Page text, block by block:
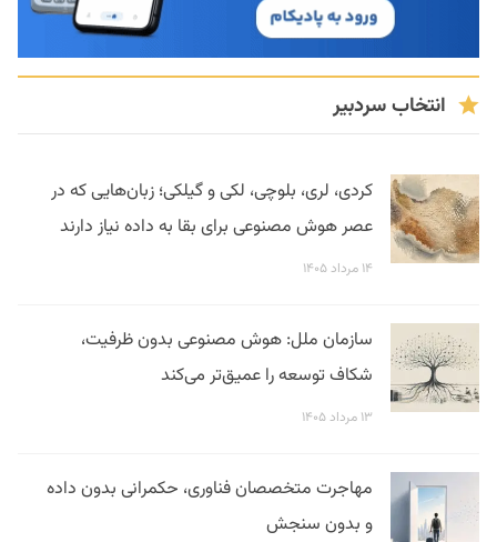
انتخاب سردبیر
کردی، لری، بلوچی، لکی و گیلکی؛ زبان‌هایی که در
عصر هوش مصنوعی برای بقا به داده نیاز دارند
۱۴ مرداد ۱۴۰۵
سازمان ملل: هوش مصنوعی بدون ظرفیت،
شکاف توسعه را عمیق‌تر می‌کند
۱۳ مرداد ۱۴۰۵
مهاجرت متخصصان فناوری، حکمرانی بدون داده
و بدون سنجش